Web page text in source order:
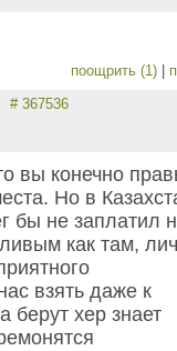
поощрить (1)
# 367536
вы конечно
Но в
бы не заплатил
как там,
взять даже к
берут хер знает